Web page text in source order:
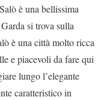
è una bellissima
si trova sulla
è una città molto ricca
e piacevoli da fare qui
lungo l’elegante
caratteristico in